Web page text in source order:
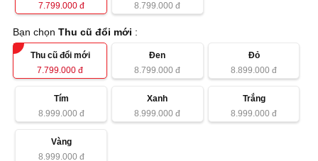
7.799.000đ
8.799.000 đ
Bạn chọnThu cũ đổi mới :
Thu cũ đổi mới
7.799.000 đ
Đen
8.799.000 đ
Đỏ
8.899.000 đ
Tím
8.999.000đ
Xanh
8.999.000 đ
Trắng
8.999.000 đ
Vàng
8.999.000đ